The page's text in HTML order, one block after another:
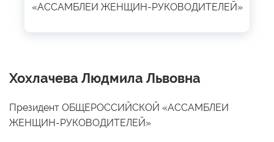
«АССАМБЛЕИ ЖЕНЩИН-РУКОВОДИТЕЛЕЙ»
Хохлачева Людмила Львовна
Президент ОБЩЕРОССИЙСКОЙ «АССАМБЛЕИ
ЖЕНЩИН-РУКОВОДИТЕЛЕЙ»